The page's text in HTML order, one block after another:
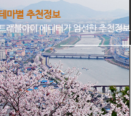
마별 추천정보
래블아이 에디터가 엄선한 추천정보